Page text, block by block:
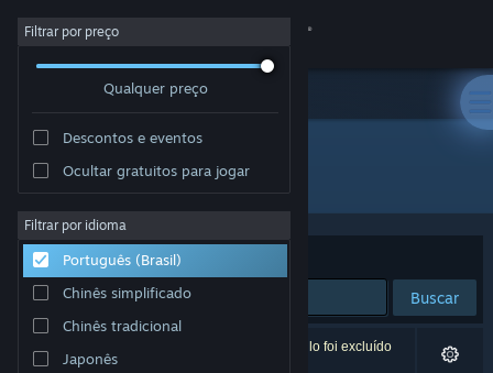
Iniciar sessão
Sobre
Suporte
Alterar idioma
Filtrar por preço
Qualquer preço
Descontos e eventos
Ocultar gratuitos para jogar
Filtrar por idioma
Português (Brasil)
Chinês simplificado
Chinês tradicional
Japonês
Distribuidora: Alexander Haase
Ordenar por Relevância
Buscar
0 resultados correspondem à sua busca. Um título foi excluído
de acordo com as suas preferências.